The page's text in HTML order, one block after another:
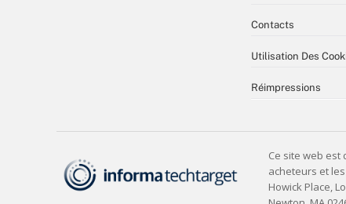
Contacts
Utilisation Des
Réimpressions